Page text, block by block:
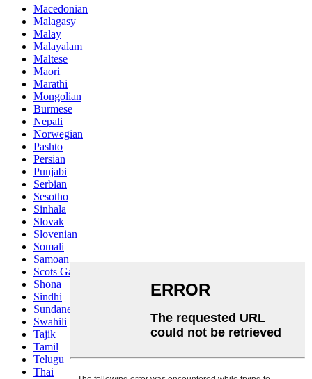
Macedonian
Malagasy
Malay
Malayalam
Maltese
Maori
Marathi
Mongolian
Burmese
Nepali
Norwegian
Pashto
Persian
Punjabi
Serbian
Sesotho
Sinhala
Slovak
Slovenian
Somali
Samoan
Scots Gaelic
Shona
Sindhi
Sundanese
Swahili
Tajik
Tamil
Telugu
Thai